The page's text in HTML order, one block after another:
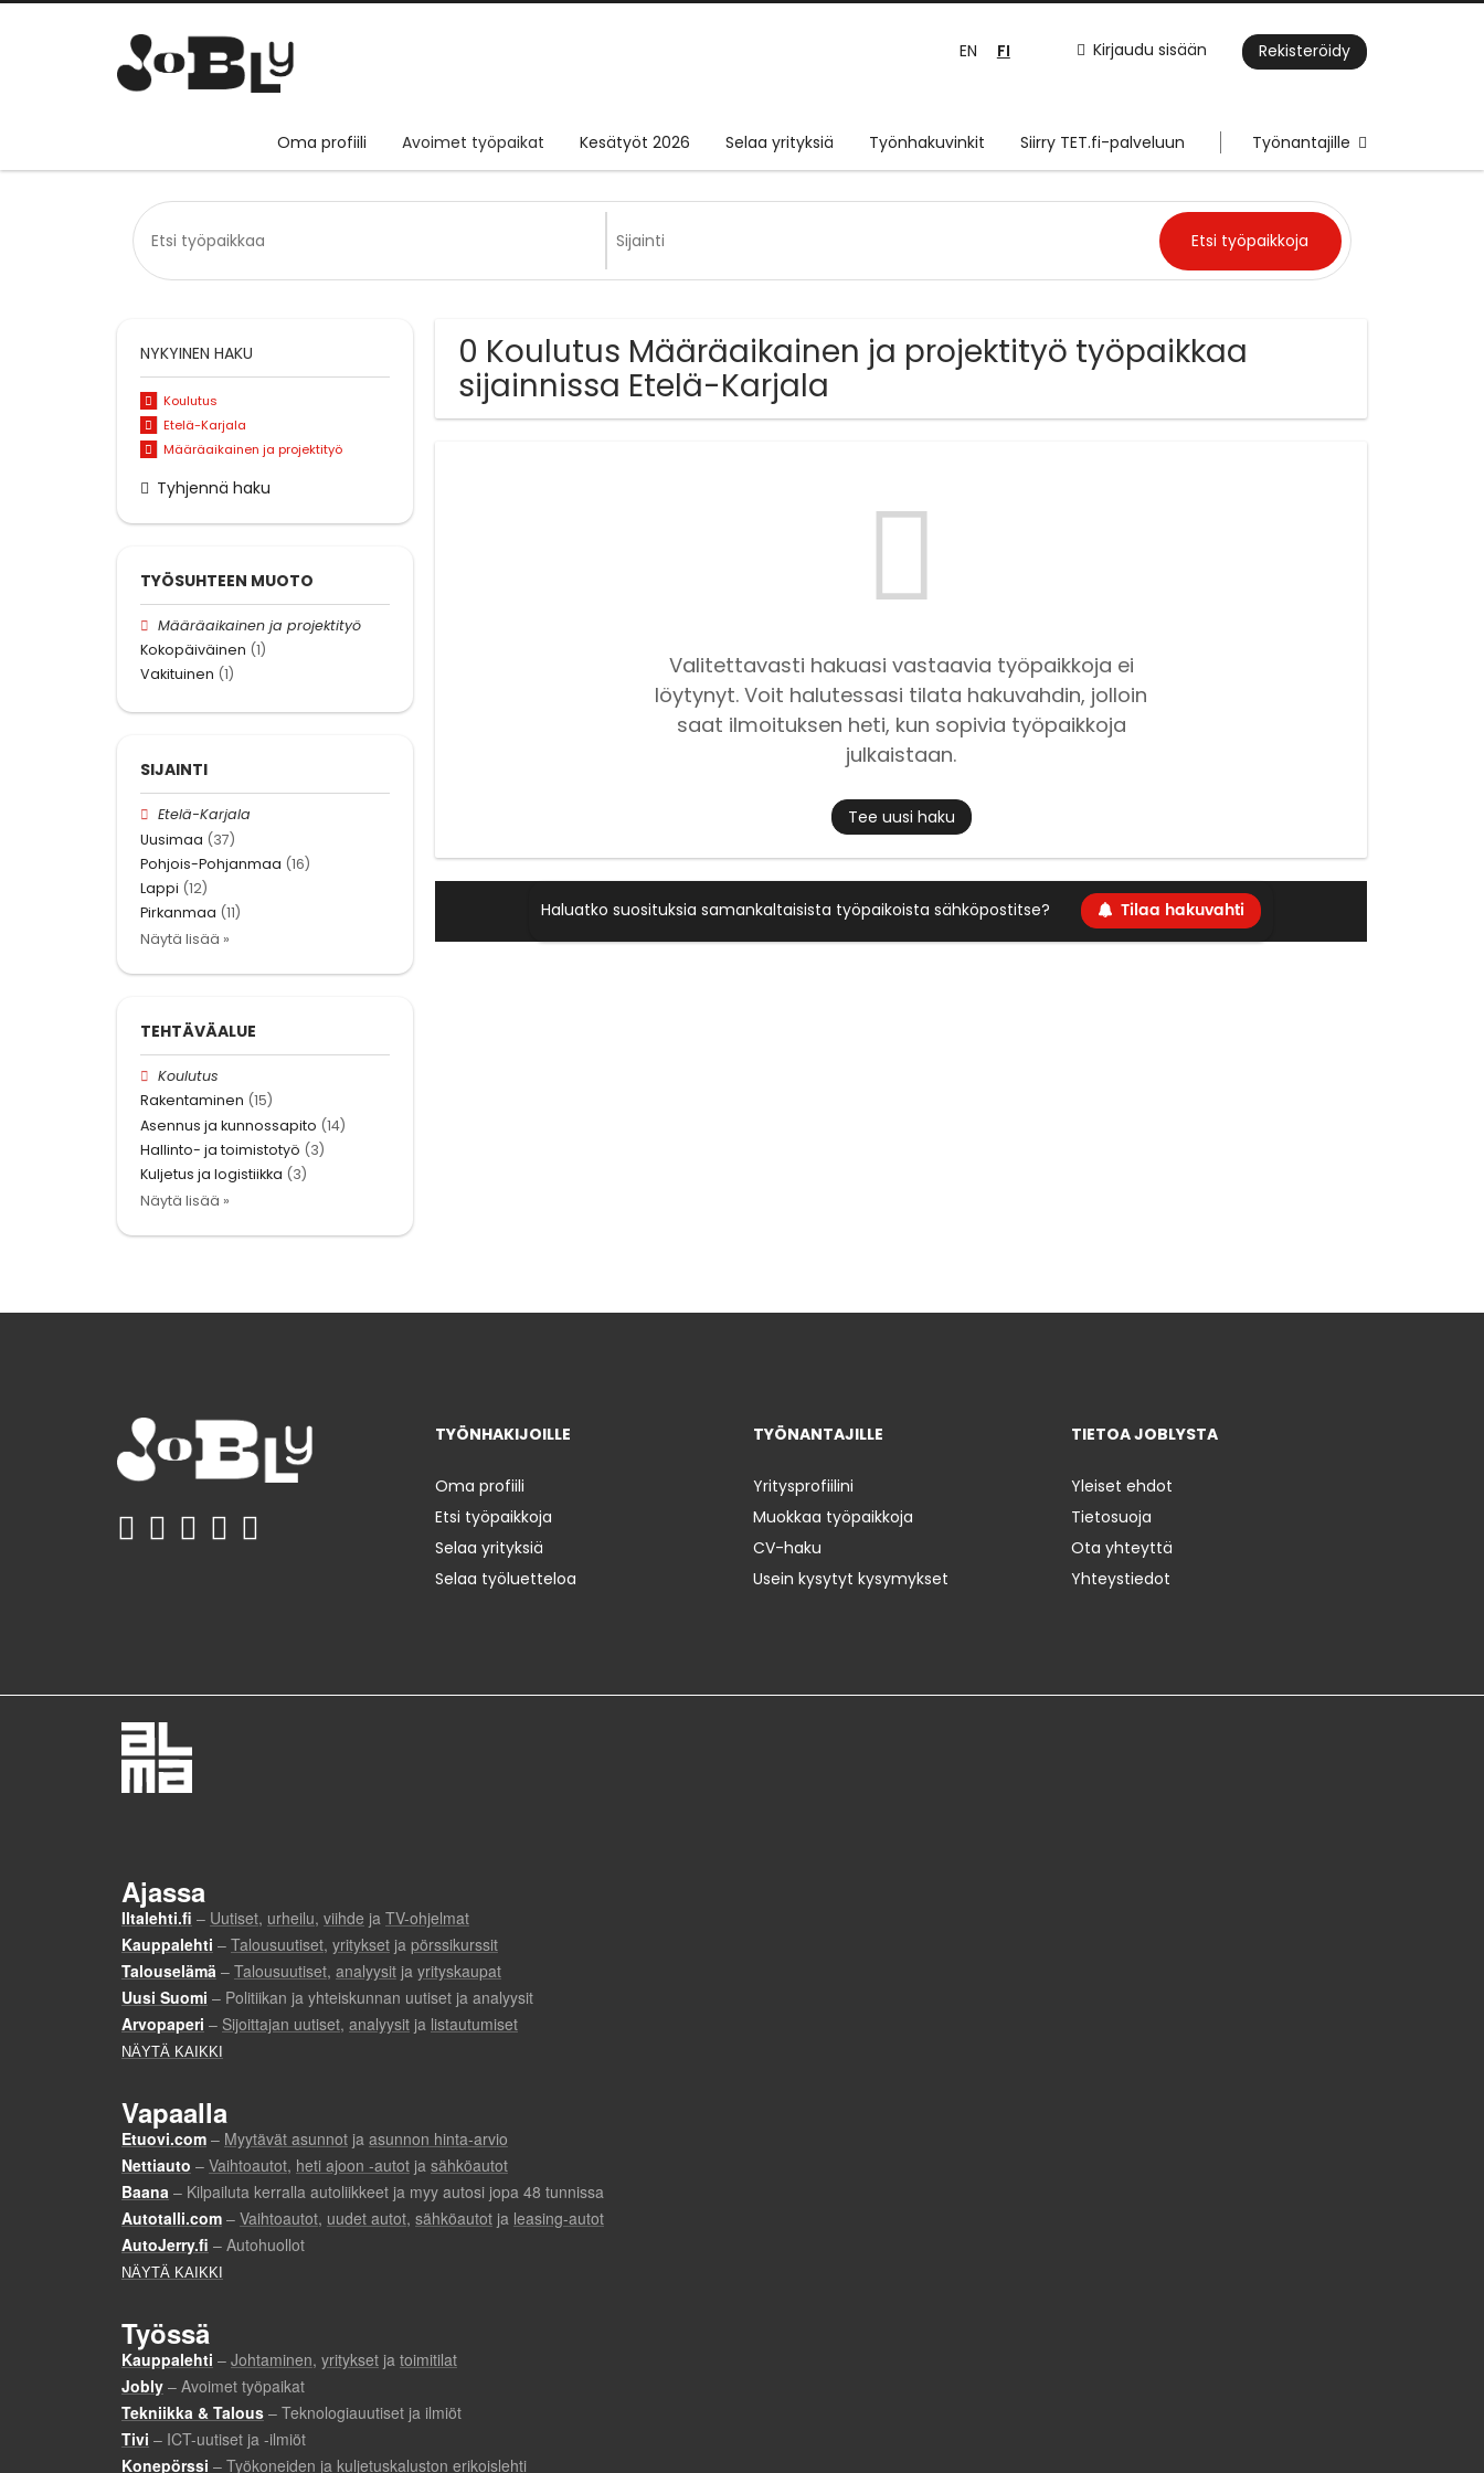
Kirjaudu sisään Rekisteröidy
EN FI
Oma profiili Avoimet työpaikat Kesätyöt 2026 Selaa yrityksiä Työnhakuvinkit Siirry TET.fi-palveluun Työnantajille
0 Koulutus Määräaikainen ja projektityö työpaikkaa
sijainnissa Etelä-Karjala
Valitettavasti hakuasi vastaavia työpaikkoja ei
löytynyt. Voit halutessasi tilata hakuvahdin, jolloin
saat ilmoituksen heti, kun sopivia työpaikkoja
julkaistaan.
Tee uusi haku
Haluatko suosituksia samankaltaisista työpaikoista sähköpostitse? Tilaa hakuvahti
NYKYINEN HAKU
Koulutus
Etelä-Karjala
Määräaikainen ja projektityö
Tyhjennä haku
TYÖSUHTEEN MUOTO
Määräaikainen ja projektityö
Kokopäiväinen (1)
Vakituinen (1)
SIJAINTI
Etelä-Karjala
Uusimaa (37)
Pohjois-Pohjanmaa (16)
Lappi (12)
Pirkanmaa (11)
Näytä lisää »
TEHTÄVÄALUE
Koulutus
Rakentaminen (15)
Asennus ja kunnossapito (14)
Hallinto- ja toimistotyö (3)
Kuljetus ja logistiikka (3)
Näytä lisää »
TYÖNHAKIJOILLE
Oma profiili
Etsi työpaikkoja
Selaa yrityksiä
Selaa työluetteloa
TYÖNANTAJILLE
Yritysprofiilini
Muokkaa työpaikkoja
CV-haku
Usein kysytyt kysymykset
TIETOA JOBLYSTA
Yleiset ehdot
Tietosuoja
Ota yhteyttä
Yhteystiedot